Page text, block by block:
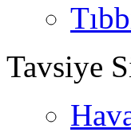
Tavsiye